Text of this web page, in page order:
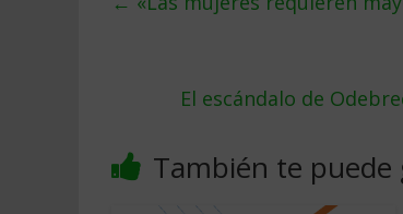
El escándalo de
También te puede